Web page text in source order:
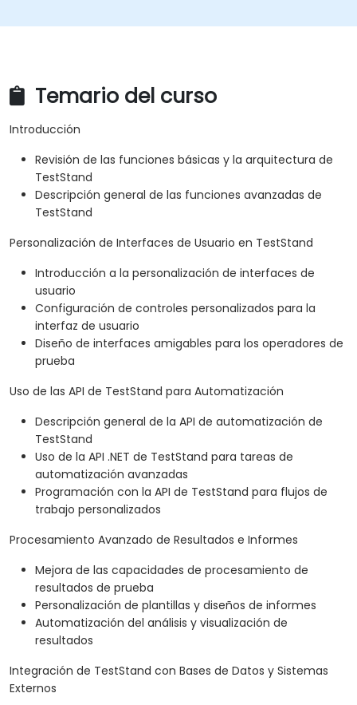
Temario del curso
Introducción
Revisión de las funciones básicas y la arquitectura de
TestStand
Descripción general de las funciones avanzadas de
TestStand
Personalización de Interfaces de Usuario en TestStand
Introducción a la personalización de interfaces de
usuario
Configuración de controles personalizados para la
interfaz de usuario
Diseño de interfaces amigables para los operadores de
prueba
Uso de las API de TestStand para Automatización
Descripción general de la API de automatización de
TestStand
Uso de la API .NET de TestStand para tareas de
automatización avanzadas
Programación con la API de TestStand para flujos de
trabajo personalizados
Procesamiento Avanzado de Resultados e Informes
Mejora de las capacidades de procesamiento de
resultados de prueba
Personalización de plantillas y diseños de informes
Automatización del análisis y visualización de
resultados
Integración de TestStand con Bases de Datos y Sistemas
Externos